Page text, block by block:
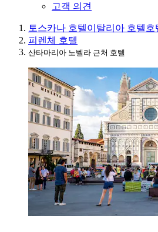
고객 의견
토스카나 호텔이탈리아 호텔호
피렌체 호텔
산타마리아 노벨라 근처 호텔